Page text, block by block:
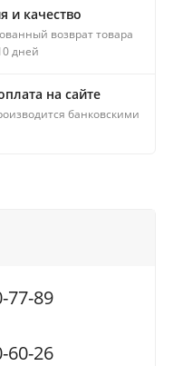
и качество
возврат товара
дней
на сайте
банковскими
77-89
60-26